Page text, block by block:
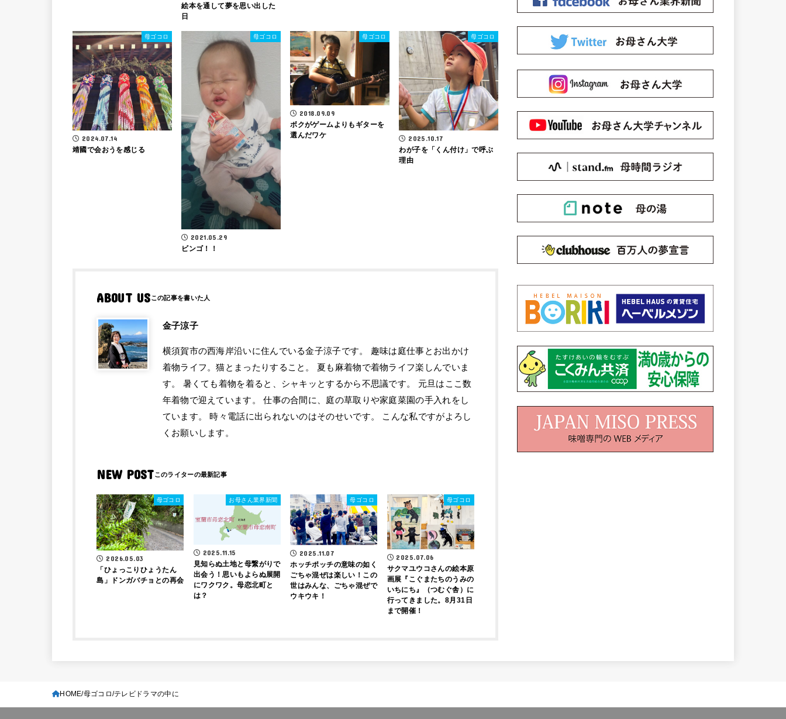
絵本を通して夢を思い出した
日
母ゴコロ
2024.07.14
靖國で会おうを感じる
母ゴコロ
2021.05.29
ビンゴ！！
母ゴコロ
2018.09.09
ボクがゲームよりもギターを
選んだワケ
母ゴコロ
2025.10.17
わが子を「くん付け」で呼ぶ
理由
ABOUT US
金子涼子
横須賀市の西海岸沿いに住んでいる金子涼子です。 趣味は庭仕事とお出かけ
着物ライフ。猫とまったりすること。 夏も麻着物で着物ライフ楽しんでいま
す。 暑くても着物を着ると、シャキッとするから不思議です。 元旦はここ数
年着物で迎えています。 仕事の合間に、庭の草取りや家庭菜園の手入れをし
ています。 時々電話に出られないのはそのせいです。 こんな私ですがよろし
くお願いします。
NEW POST
母ゴコロ
2026.05.03
「ひょっこりひょうたん
島」ドンガバチョとの再会
お母さん業界新聞
2025.11.15
見知らぬ土地と母繋がりで
出会う！思いもよらぬ展開
にワクワク。母恋北町と
は？
母ゴコロ
2025.11.07
ホッチポッチの意味の如く
ごちゃ混ぜは楽しい！この
世はみんな、ごちゃ混ぜで
ウキウキ！
母ゴコロ
2025.07.06
サクマユウコさんの絵本原
画展『こぐまたちのうみの
いちにち』（つむぐ舎）に
行ってきました。8月31日
まで開催！
HOME 母ゴコロ テレビドラマの中に